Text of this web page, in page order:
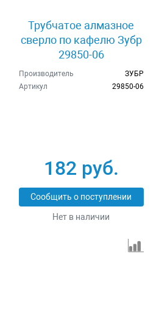
Трубчатое алмазное
сверло по кафелю Зубр
29850-06
Производитель
ЗУБР
Артикул
29850-06
182 руб.
Сообщить о поступлении
Нет в наличии